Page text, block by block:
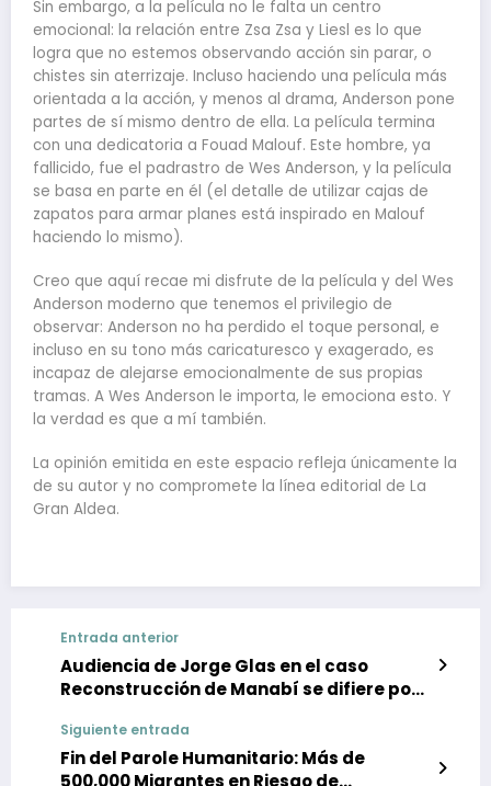
Sin embargo, a la película no le falta un centro
emocional: la relación entre Zsa Zsa y Liesl es lo que
logra que no estemos observando acción sin parar, o
chistes sin aterrizaje. Incluso haciendo una película más
orientada a la acción, y menos al drama, Anderson pone
partes de sí mismo dentro de ella. La película termina
con una dedicatoria a Fouad Malouf. Este hombre, ya
fallicido, fue el padrastro de Wes Anderson, y la película
se basa en parte en él (el detalle de utilizar cajas de
zapatos para armar planes está inspirado en Malouf
haciendo lo mismo).
Creo que aquí recae mi disfrute de la película y del Wes
Anderson moderno que tenemos el privilegio de
observar: Anderson no ha perdido el toque personal, e
incluso en su tono más caricaturesco y exagerado, es
incapaz de alejarse emocionalmente de sus propias
tramas. A Wes Anderson le importa, le emociona esto. Y
la verdad es que a mí también.
La opinión emitida en este espacio refleja únicamente la
de su autor y no compromete la línea editorial de La
Gran Aldea.
Entrada anterior
Audiencia de Jorge Glas en el caso
Reconstrucción de Manabí se difiere por
recusaciones de jueces
Siguiente entrada
Fin del Parole Humanitario: Más de
500,000 Migrantes en Riesgo de